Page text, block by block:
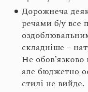
Дорожнеча
речами б/у все
складніше –
Не обов’язково
але бюджетно
стилі не вийде.